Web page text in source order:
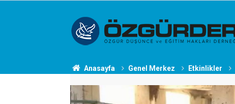
Anasayfa Genel Merkez Etkinlikler